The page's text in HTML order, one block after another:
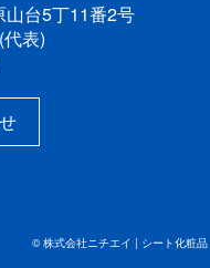
山台5丁11番2号
表)
© 株式会社ニチエイ | シート化粧